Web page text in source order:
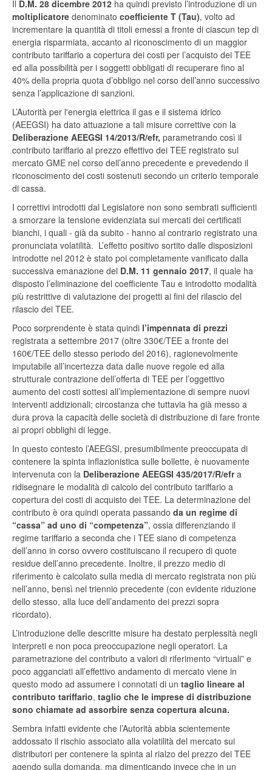
Il D.M. 28 dicembre 2012 ha quindi previsto l’introduzione di un
moltiplicatore denominato coefficiente Τ (Tau), volto ad
incrementare la quantità di titoli emessi a fronte di ciascun tep di
energia risparmiata, accanto al riconoscimento di un maggior
contributo tariffario a copertura dei costi per l’acquisto dei TEE
ed alla possibilità per i soggetti obbligati di recuperare fino al
40% della propria quota d’obbligo nel corso dell’anno successivo
senza l’applicazione di sanzioni.
L’Autorità per l'energia elettrica il gas e il sistema idrico
(AEEGSI) ha dato attuazione a tali misure correttive con la
Deliberazione AEEGSI 14/2013/R/efr, parametrando così il
contributo tariffario al prezzo effettivo dei TEE registrato sul
mercato GME nel corso dell’anno precedente e prevedendo il
riconoscimento dei costi sostenuti secondo un criterio temporale
di cassa.
I correttivi introdotti dal Legislatore non sono sembrati sufficienti
a smorzare la tensione evidenziata sui mercati dei certificati
bianchi, i quali - già da subito - hanno al contrario registrato una
pronunciata volatilità. L’effetto positivo sortito dalle disposizioni
introdotte nel 2012 è stato poi completamente vanificato dalla
successiva emanazione del D.M. 11 gennaio 2017, il quale ha
disposto l’eliminazione del coefficiente Tau e introdotto modalità
più restrittive di valutazione dei progetti ai fini del rilascio del
rilascio dei TEE.
Poco sorprendente è stata quindi l’impennata di prezzi
registrata a settembre 2017 (oltre 330€/TEE a fronte dei
160€/TEE dello stesso periodo del 2016), ragionevolmente
imputabile all’incertezza data dalle nuove regole ed alla
strutturale contrazione dell’offerta di TEE per l’oggettivo
aumento dei costi sottesi all’implementazione di sempre nuovi
interventi addizionali; circostanza che tuttavia ha già messo a
dura prova la capacità delle società di distribuzione di fare fronte
ai propri obblighi di legge.
In questo contesto l’AEEGSI, presumibilmente preoccupata di
contenere la spinta inflazionistica sulle bollette, è nuovamente
intervenuta con la Deliberazione AEEGSI 435/2017/R/efra
ridisegnare le modalità di calcolo del contributo tariffario a
copertura dei costi di acquisto dei TEE. La determinazione del
contributo è ora quindi operata passando da un regime di
“cassa” ad uno di “competenza”, ossia differenziando il
regime tariffario a seconda che i TEE siano di competenza
dell’anno in corso ovvero costituiscano il recupero di quote
residue dell’anno precedente. Inoltre, il prezzo medio di
riferimento è calcolato sulla media di mercato registrata non più
nell’anno, bensì nel triennio precedente (con evidente riduzione
dello stesso, alla luce dell’andamento dei prezzi sopra
ricordato).
L’introduzione delle descritte misure ha destato perplessità negli
interpreti e non poca preoccupazione negli operatori. La
parametrazione del contributo a valori di riferimento “virtuali” e
poco agganciati all’effettivo andamento di mercato viene in
questo modo ad assumere i connotati di un taglio lineare al
contributo tariffario, taglio che le imprese di distribuzione
sono chiamate ad assorbire senza copertura alcuna.
Sembra infatti evidente che l’Autorità abbia scientemente
addossato il rischio associato alla volatilità del mercato sui
distributori per contenere la spinta al rialzo del prezzo dei TEE
agendo sulla domanda, ma dimenticando invece che in un